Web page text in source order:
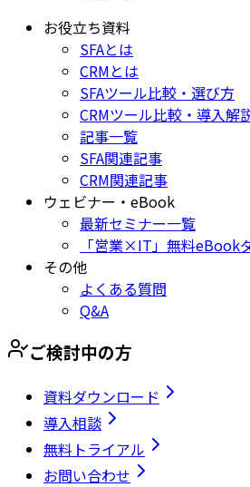
お役立ち資料
SFAとは
CRMとは
SFAツール比較・選び方
CRMツール比較・導入解
記事一覧
SFA関連記事
CRM関連記事
ウェビナー・eBook
最新セミナー一覧
「営業×IT」無料eBook
その他
よくある質問
Q&A
ご検討中の方
資料ダウンロード
導入相談
無料トライアル
お問い合わせ